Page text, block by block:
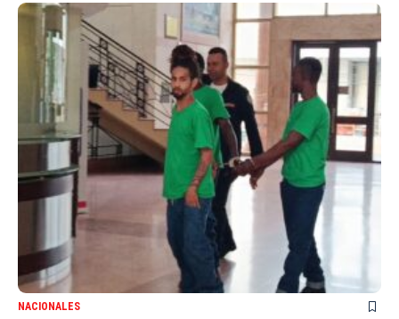
NACIONALES